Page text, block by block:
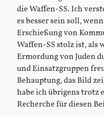
die Waffen-SS. Ich
es besser sein soll,
Erschießung von
Waffen-SS stolz ist, als
Ermordung von Juden
und Einsatzgruppen
Behauptung, das Bild
habe ich übrigens trotz
Recherche für diesen